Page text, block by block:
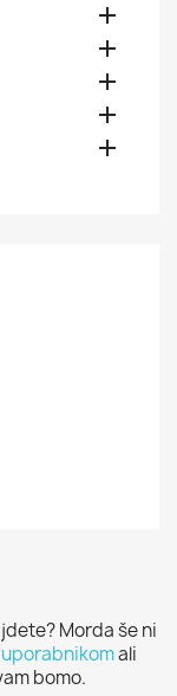





Morda še ni
ali
bomo.